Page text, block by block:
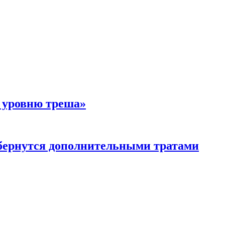
уровню треша»
дополнительными тратами